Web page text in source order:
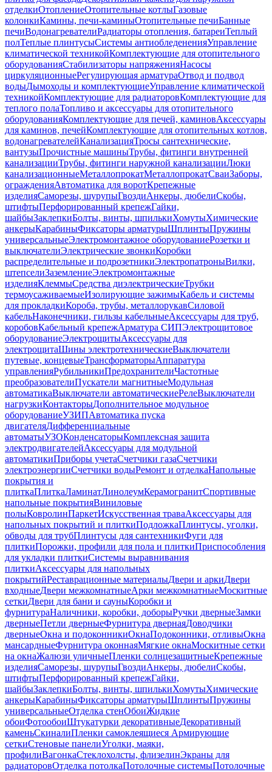
отделкиОтоплениеОтопительные котлыГазовые
колонкиКамины, печи-каминыОтопительные печиБанные
печиВодонагревателиРадиаторы отопления, батареиТеплый
полТеплые плинтусыСистемы антиобледененияУправление
климатической техникойКомплектующие для отопительного
оборудованияСтабилизаторы напряженияНасосы
циркуляционныеРегулирующая арматураОтвод и подвод
водыДымоходы и комплектующиеУправление климатической
техникойКомплектующие для радиаторовКомплектующие для
теплого полаТопливо и аксессуары для отопительного
оборудованияКомплектующие для печей, каминовАксессуары
для каминов, печейКомплектующие для отопительных котлов,
водонагревателейКанализацияТросы сантехнические,
вантузыПрочистные машиныТрубы, фитинги внутренней
канализацииТрубы, фитинги наружной канализацииЛюки
канализационныеМеталлопрокатМеталлопрокатСваиЗаборы,
огражденияАвтоматика для воротКрепежные
изделияСаморезы, шурупыГвоздиАнкеры, дюбелиСкобы,
штифтыПерфорированный крепежГайки,
шайбыЗаклепкиБолты, винты, шпилькиХомутыХимические
анкерыКарабиныФиксаторы арматурыШплинтыПружины
универсальныеЭлектромонтажное оборудованиеРозетки и
выключателиЭлектрические звонкиКоробки
распределительные и подрозетникиЭлектропатроныВилки,
штепселиЗаземлениеЭлектромонтажные
изделияКлеммыСредства диэлектрическиеТрубки
термоусаживаемыеИзолирующие зажимыКабель и системы
для прокладкиКороба, трубы, металлорукавСиловой
кабельНаконечники, гильзы кабельныеАксессуары для труб,
коробовКабельный крепежАрматура СИПЭлектрощитовое
оборудованиеЭлектрощитыАксессуары для
электрощитаШины электротехническиеВыключатели
путевые, концевыеТрансформаторыАппаратура
управленияРубильникиПредохранителиЧастотные
преобразователиПускатели магнитныеМодульная
автоматикаВыключатели автоматическиеРелеВыключатели
нагрузкиКонтакторыДополнительное модульное
оборудованиеУЗИПАвтоматика пуска
двигателяДифференциальные
автоматыУЗОКонденсаторыКомплексная защита
электродвигателейАксессуары для модульной
автоматикиПриборы учетаСчетчики газаСчетчики
электроэнергииСчетчики водыРемонт и отделкаНапольные
покрытия и
плиткаПлиткаЛаминатЛинолеумКерамогранитСпортивные
напольные покрытияВиниловые
полыКовролинПаркетИскусственная траваАксессуары для
напольных покрытий и плиткиПодложкаПлинтусы, уголки,
обводы для трубПлинтусы для сантехникиФуги для
плиткиПорожки, профили для пола и плиткиПриспособления
для укладки плиткиСистемы выравнивания
плиткиАксессуары для напольных
покрытийРеставрационные материалыДвери и аркиДвери
входныеДвери межкомнатныеАрки межкомнатныеМоскитные
сеткиДвери для бани и сауныКоробки и
фурнитураНаличники, коробки, доборыРучки дверныеЗамки
дверныеПетли дверныеФурнитура двернаяДоводчики
дверныеОкна и подоконникиОкнаПодоконники, отливыОкна
мансардныеФурнитура оконнаяМягкие окнаМоскитные сетки
на окнаЖалюзи уличныеПленки солнцезащитныеКрепежные
изделияСаморезы, шурупыГвоздиАнкеры, дюбелиСкобы,
штифтыПерфорированный крепежГайки,
шайбыЗаклепкиБолты, винты, шпилькиХомутыХимические
анкерыКарабиныФиксаторы арматурыШплинтыПружины
универсальныеОтделка стенОбоиЖидкие
обоиФотообоиШтукатурки декоративныеДекоративный
каменьСкиналиПленки самоклеящиеся Армирующие
сеткиСтеновые панелиУголки, маяки,
профилиВагонкаСтеклохолсты, флизелинЭкраны для
радиаторовОтделка потолкаПотолочные системыПотолочные